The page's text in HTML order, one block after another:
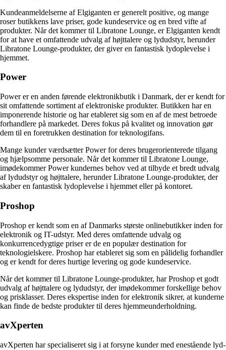
Kundeanmeldelserne af Elgiganten er generelt positive, og mange
roser butikkens lave priser, gode kundeservice og en bred vifte af
produkter. Når det kommer til Libratone Lounge, er Elgiganten kendt
for at have et omfattende udvalg af højttalere og lydudstyr, herunder
Libratone Lounge-produkter, der giver en fantastisk lydoplevelse i
hjemmet.
Power
Power er en anden førende elektronikbutik i Danmark, der er kendt for
sit omfattende sortiment af elektroniske produkter. Butikken har en
imponerende historie og har etableret sig som en af de mest betroede
forhandlere på markedet. Deres fokus på kvalitet og innovation gør
dem til en foretrukken destination for teknologifans.
Mange kunder værdsætter Power for deres brugerorienterede tilgang
og hjælpsomme personale. Når det kommer til Libratone Lounge,
imødekommer Power kundernes behov ved at tilbyde et bredt udvalg
af lydudstyr og højttalere, herunder Libratone Lounge-produkter, der
skaber en fantastisk lydoplevelse i hjemmet eller på kontoret.
Proshop
Proshop er kendt som en af Danmarks største onlinebutikker inden for
elektronik og IT-udstyr. Med deres omfattende udvalg og
konkurrencedygtige priser er de en populær destination for
teknologielskere. Proshop har etableret sig som en pålidelig forhandler
og er kendt for deres hurtige levering og gode kundeservice.
Når det kommer til Libratone Lounge-produkter, har Proshop et godt
udvalg af højttalere og lydudstyr, der imødekommer forskellige behov
og prisklasser. Deres ekspertise inden for elektronik sikrer, at kunderne
kan finde de bedste produkter til deres hjemmeunderholdning.
avXperten
avXperten har specialiseret sig i at forsyne kunder med enestående lyd-